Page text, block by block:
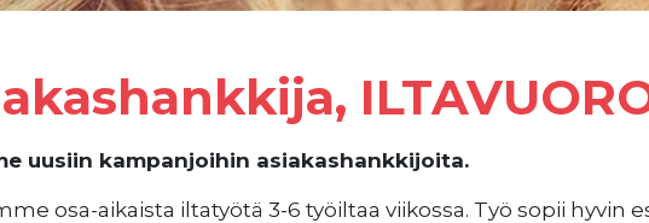
uusiin kampanjoihin asiakashankkijoita.
osa-aikaista iltatyötä 3-6 työiltaa viikossa. Työ sopii hyvin